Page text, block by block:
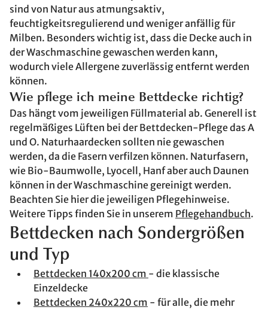
sind von Natur aus atmungsaktiv,
feuchtigkeitsregulierend und weniger anfällig für
Milben. Besonders wichtig ist, dass die Decke auch in
der Waschmaschine gewaschen werden kann,
wodurch viele Allergene zuverlässig entfernt werden
können.
Wie pflege ich meine Bettdecke richtig?
Das hängt vom jeweiligen Füllmaterial ab. Generell ist
regelmäßiges Lüften bei der Bettdecken-Pflege das A
und O. Naturhaardecken sollten nie gewaschen
werden, da die Fasern verfilzen können. Naturfasern,
wie Bio-Baumwolle, Lyocell, Hanf aber auch Daunen
können in der Waschmaschine gereinigt werden.
Beachten Sie hier die jeweiligen Pflegehinweise.
Weitere Tipps finden Sie in unserem Pflegehandbuch.
Bettdecken nach Sondergrößen
und Typ
Bettdecken 140x200 cm - die klassische
Einzeldecke
Bettdecken 240x220 cm - für alle, die mehr